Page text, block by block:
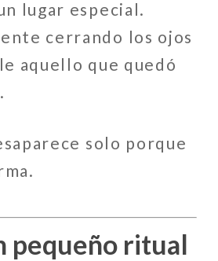
lugar especial.
cerrando los ojos
aquello que quedó
solo porque
pequeño ritual